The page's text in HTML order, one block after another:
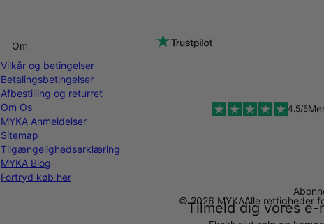
Tilmeld dig vores e-
Om
Vilkår og betingelser
Betalingsbetingelser
Afbestilling og returret
Om Os
MYKA Anmeldelser
Sitemap
Tilgængelighedserklæring
MYKA Blog
Fortryd køb her
4.5/5
© 2026 MYKAAlle rettigheder